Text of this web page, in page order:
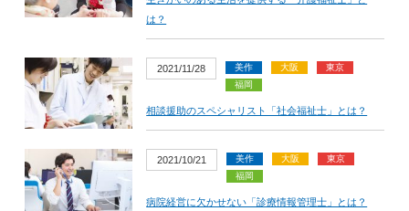
は？
2021/11/28 美作 大阪
東京
福岡
相談援助のスペシャリスト「社会福祉士」とは？
2021/10/21 美作 大阪
東京
福岡
病院経営に欠かせない「診療情報管理士」とは？